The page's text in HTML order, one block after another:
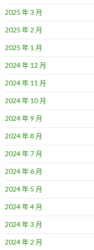
2025 年 3 月
2025 年 2 月
2025 年 1 月
2024 年 12 月
2024 年 11 月
2024 年 10 月
2024 年 9 月
2024 年 8 月
2024 年 7 月
2024 年 6 月
2024 年 5 月
2024 年 4 月
2024 年 3 月
2024 年 2 月